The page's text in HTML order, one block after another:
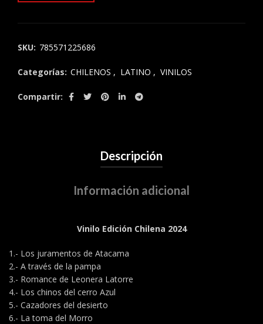
era:
$27.900. $24.900.
SKU: 785571225686
Categorías: CHILENOS , LATINO , VINILOS
Compartir
Descripción
Información adicional
Vinilo Edición Chilena 2024
1.- Los juramentos de Atacama
2.- A través de la pampa
3.- Romance de Leonera Latorre
4.- Los chinos del cerro Azul
5.- Cazadores del desierto
6.- La toma del Morro